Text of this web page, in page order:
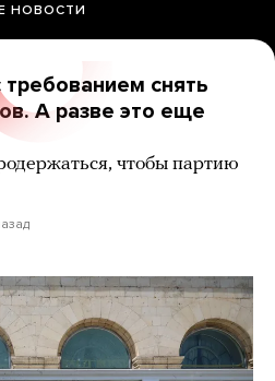
НОВОСТИ
снять
А разве это еще
чтобы партию